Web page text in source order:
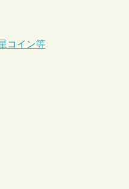
コイン等